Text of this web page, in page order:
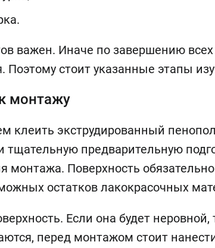
важен. Иначе по завершению
стоит указанные этапы
монтажу
клеить экструдированный
тщательную предварительную
монтажа. Поверхность
остатков лакокрасочных
Если она будет
перед монтажом стоит